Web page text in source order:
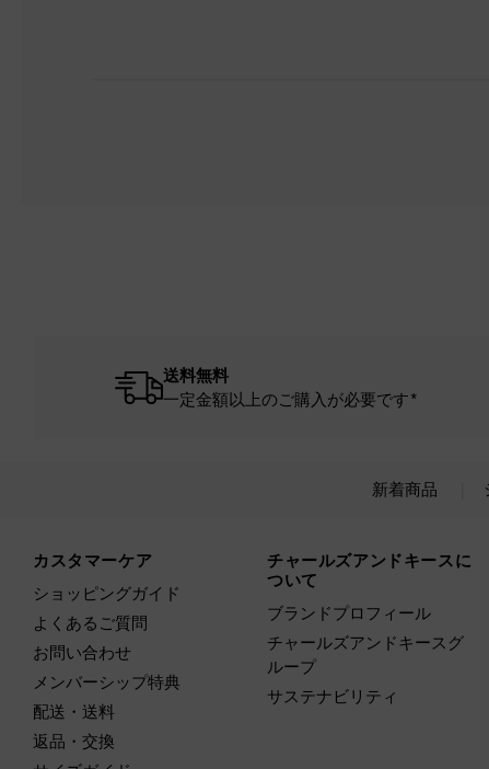
送料無料
一定金額以上のご購入が必要です*
新着商品
カスタマーケア
ショッピングガイド
よくあるご質問
お問い合わせ
メンバーシップ特典
配送・送料
返品・交換
チャールズアンドキースに
ついて
ブランドプロフィール
チャールズアンドキースグ
ループ
サステナビリティ